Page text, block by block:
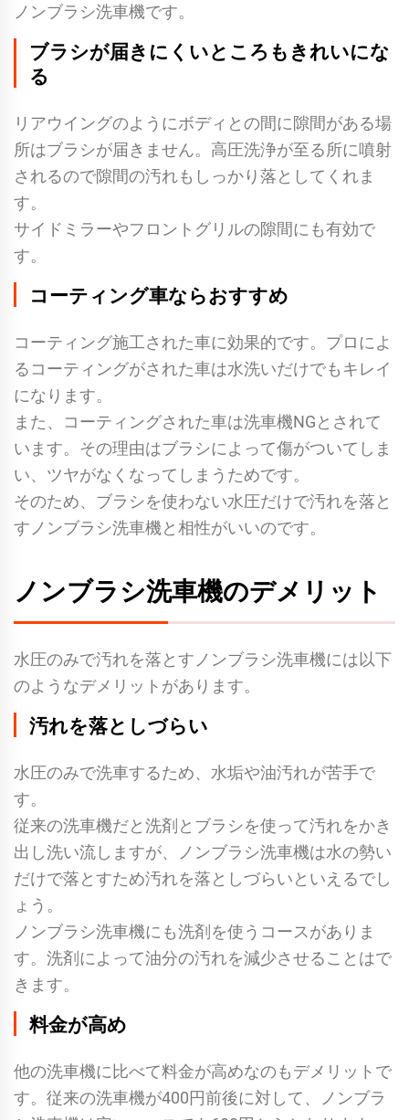
ノンブラシ洗車機です。
ブラシが届きにくいところもきれいにな
る
リアウイングのようにボディとの間に隙間がある場
所はブラシが届きません。高圧洗浄が至る所に噴射
されるので隙間の汚れもしっかり落としてくれま
す。
サイドミラーやフロントグリルの隙間にも有効で
す。
コーティング車ならおすすめ
コーティング施工された車に効果的です。プロによ
るコーティングがされた車は水洗いだけでもキレイ
になります。
また、コーティングされた車は洗車機NGとされて
います。その理由はブラシによって傷がついてしま
い、ツヤがなくなってしまうためです。
そのため、ブラシを使わない水圧だけで汚れを落と
すノンブラシ洗車機と相性がいいのです。
ノンブラシ洗車機のデメリット
水圧のみで汚れを落とすノンブラシ洗車機には以下
のようなデメリットがあります。
汚れを落としづらい
水圧のみで洗車するため、水垢や油汚れが苦手で
す。
従来の洗車機だと洗剤とブラシを使って汚れをかき
出し洗い流しますが、ノンブラシ洗車機は水の勢い
だけで落とすため汚れを落としづらいといえるでし
ょう。
ノンブラシ洗車機にも洗剤を使うコースがありま
す。洗剤によって油分の汚れを減少させることはで
きます。
料金が高め
他の洗車機に比べて料金が高めなのもデメリットで
す。従来の洗車機が400円前後に対して、ノンブラ